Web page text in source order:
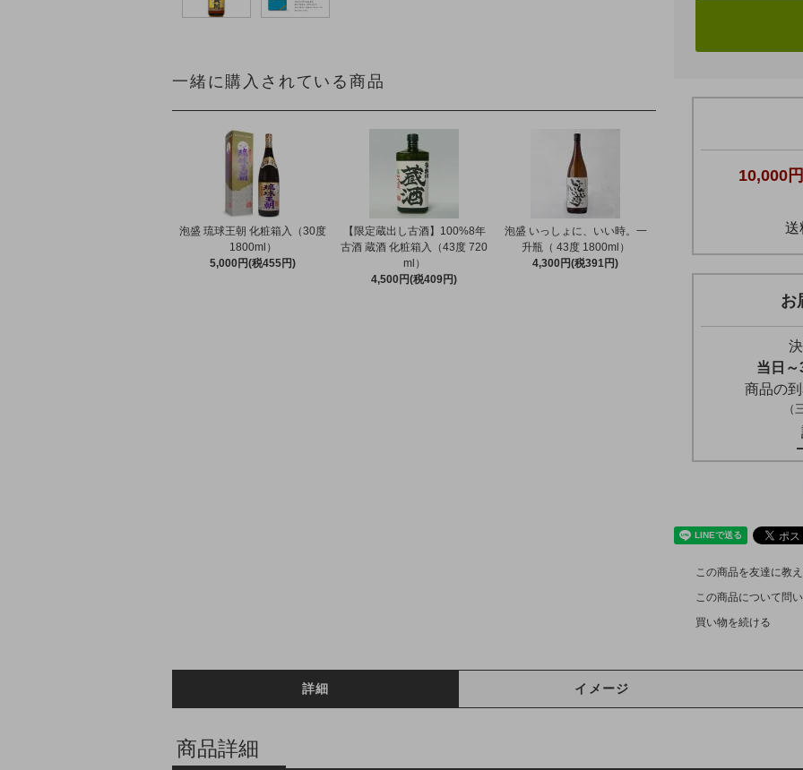
一緒に購入されている商品
泡盛 琉球王朝 化粧箱入（30度
1800ml）
5,000円(税455円)
【限定蔵出し古酒】100%8年
古酒 蔵酒 化粧箱入（43度 720
ml）
4,500円(税409円)
泡盛 いっしょに、いい時。一
升瓶（ 43度 1800ml）
4,300円(税391円)
10,000円
送
お
当日～
商品の
（
この商品を友達に教
この商品について問
買い物を続ける
詳細 イメージ
商品詳細